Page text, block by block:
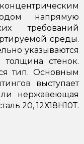
напрямую
требований
среды.
указываются
стенок.
тип. Основным
выступает
нержавеющая
20, 12Х18Н10Т.